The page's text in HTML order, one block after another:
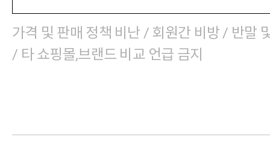
가격 및 판매 정책 비난 / 회원간 비방 / 반말
/ 타 쇼핑몰,브랜드 비교 언급 금지